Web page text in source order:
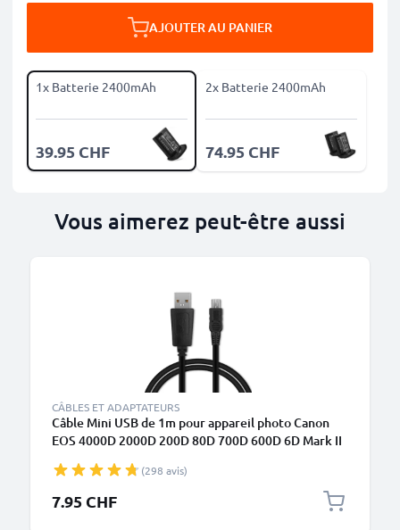
AJOUTER AU PANIER
1x Batterie 2400mAh
39.95 CHF
2x Batterie 2400mAh
74.95 CHF
Vous aimerez peut-être aussi
CÂBLES ET ADAPTATEURS
Câble Mini USB de 1m pour appareil photo Canon
EOS 4000D 2000D 200D 80D 700D 600D 6D Mark II
185 transfert de données 1A noir PVC
(298 avis)
7.95 CHF